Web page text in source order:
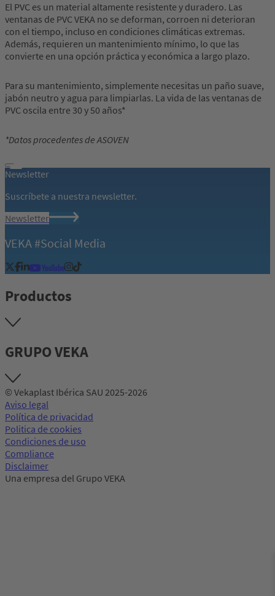
El PVC es un material altamente resistente y duradero. Las
ventanas de PVC VEKA no se deforman, corroen ni deterioran
con el tiempo, incluso en condiciones climáticas extremas.
Además, requieren un mantenimiento mínimo, lo que las
convierte en una opción práctica y económica a largo plazo.
Para su mantenimiento, simplemente necesitas un paño suave,
jabón neutro y agua para limpiarlas. La vida de las ventanas de
PVC oscila entre 30 y 50 años*
*Datos procedentes de ASOVEN
Newsletter
Suscríbete a nuestra newsletter.
Newsletter
VEKA #Social Media
Productos
GRUPO VEKA
© Vekaplast Ibérica SAU 2025-2026
Aviso legal
Política de privacidad
Politica de cookies
Condiciones de uso
Compliance
Disclaimer
Una empresa del Grupo VEKA